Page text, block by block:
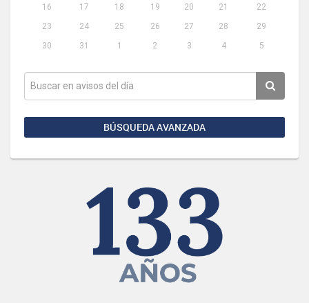
16
17 18 19 20 21
22
23
24 25 26 27 28
29
30
31 1 2 3 4 5
BÚSQUEDA AVANZADA